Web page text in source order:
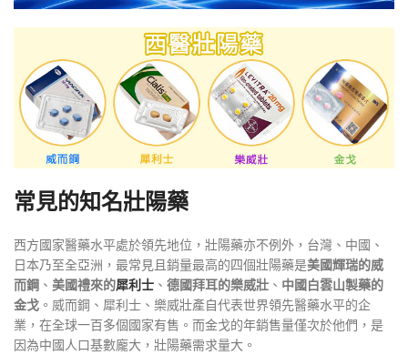
常見的知名壯陽藥
西方國家醫藥水平處於領先地位，壯陽藥亦不例外，台灣、中國、
日本乃至全亞洲，最常見且銷量最高的四個壯陽藥是美國輝瑞的威
而鋼 、 美國禮來的犀利士 、 德國拜耳的樂威壯 、 中國白雲山製藥的
金戈 。威而鋼、犀利士、樂威壯產自代表世界領先醫藥水平的企
業，在全球一百多個國家有售。而金戈的年銷售量僅次於他們，是
因為中國人口基數龐大，壯陽藥需求量大。